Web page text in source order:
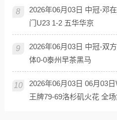
8
2026年06月03日 中冠-邓
门U23 1-2 五华华京
9
2026年06月03日 中冠-双
体0-0泰州早茶黑马
10
2026年06月03日 06月03
王牌79-69洛杉矶火花 全